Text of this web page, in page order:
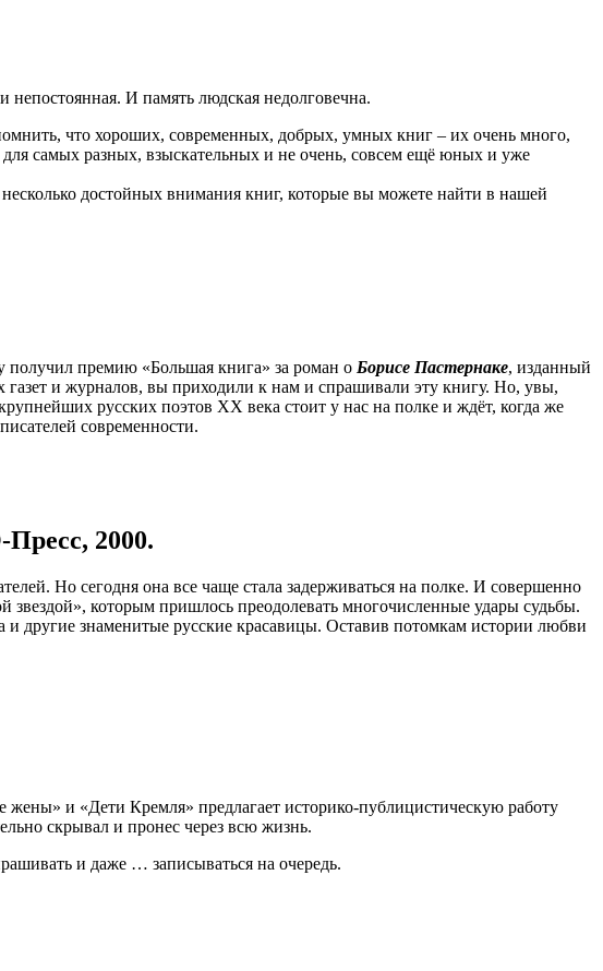
И память людская недолговечна.
что хороших, современных, добрых, умных книг – их очень много,
для самых разных, взыскательных и не очень, совсем ещё юных и уже
достойных внимания книг, которые вы можете найти в нашей
получил премию «Большая книга» за роман о Борисе Пастернаке, изданный
газет и журналов, вы приходили к нам и спрашивали эту книгу. Но, увы,
русских поэтов ХХ века стоит у нас на полке и ждёт, когда же
современности.
2000.
Но сегодня она все чаще стала задерживаться на полке. И совершенно
которым пришлось преодолевать многочисленные удары судьбы.
другие знаменитые русские красавицы. Оставив потомкам истории любви
жены» и «Дети Кремля» предлагает историко-публицистическую работу
скрывал и пронес через всю жизнь.
и даже … записываться на очередь.